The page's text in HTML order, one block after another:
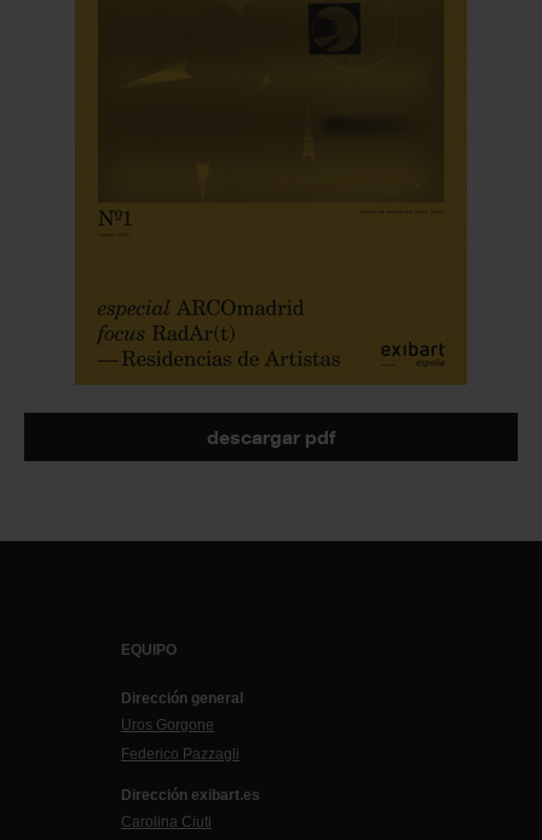
descargar pdf
EQUIPO
Dirección general
Uros Gorgone
Federico Pazzagli
Dirección exibart.es
Carolina Ciuti